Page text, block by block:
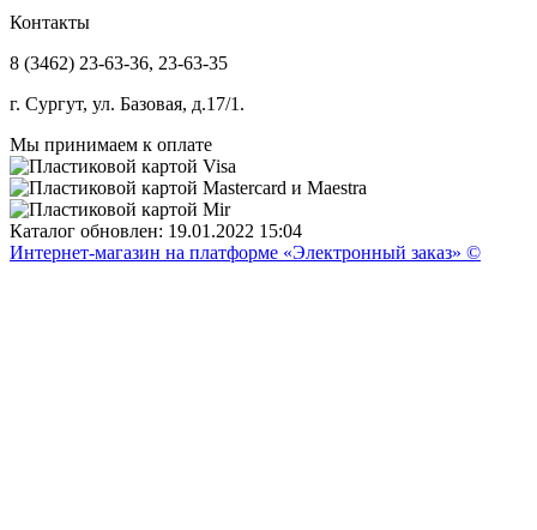
Контакты
8 (3462) 23-63-36, 23-63-35
г. Сургут, ул. Базовая, д.17/1.
Мы принимаем к оплате
Каталог обновлен: 19.01.2022 15:04
Интернет-магазин на платформе «Электронный заказ» ©